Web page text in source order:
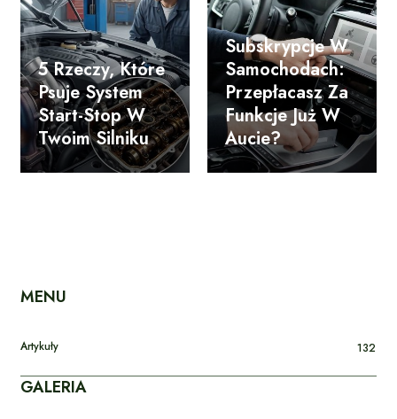
5 Rzeczy, Które
Psuje System
Start-Stop W
Twoim Silniku
Subskrypcje W
Samochodach:
Przepłacasz Za
Funkcje Już W
Aucie?
MENU
Artykuły 132
GALERIA